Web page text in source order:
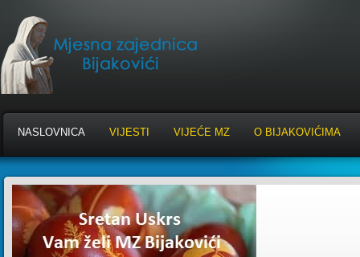
NASLOVNICA VIJESTI VIJEĆE MZ O BIJAKOVIĆIMA